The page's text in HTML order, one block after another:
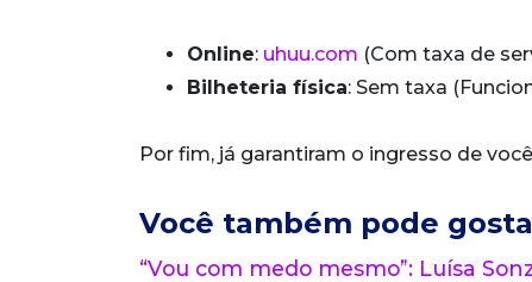
Online: uhuu.com (Com taxa de
Bilheteria física: Sem taxa
Por fim, já garantiram o ingresso de
Você também pode
“Vou com medo mesmo”: Luísa